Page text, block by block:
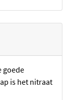
goede
is het nitraat